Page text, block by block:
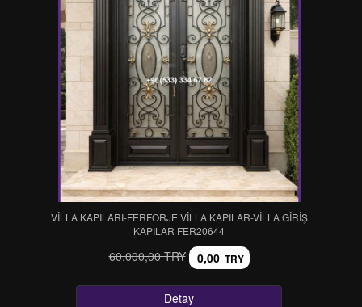
VİLLA KAPILARI-FERFORJE VİLLA KAPILAR-VİLLA GİRİŞ
KAPILAR FER20644
60.000,00 TRY 0,00 TRY
Detay